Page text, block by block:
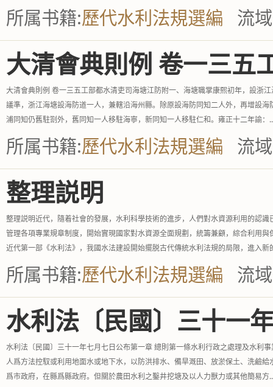
所属书籍:歷代水利法規選編 流
大清會典則例 卷一三五
大清會典則例 卷一三五工部都水清吏司海塘江防附一、海塘職掌康熙初年，設浙
議準，浙江海塘設海防道一人，兼轄沿海州縣。除原設海防同知二人外，再增設
浦同知仍舊駐劄外，舊同知一人移駐海寧，新同知一人移駐仁和。雍正十二年諭：
所属书籍:歷代水利法規選編 流
整理説明
整理説明近代，隨着社會的發展，水利科學技術的進步，人們對水資源利用的認
管理各項專業規章制度，開始實現國家對水資源全面規劃，統籌兼顧，綜合利用
近代第一部《水利法》，我國水法建設開始擺脱古代傳統水利法規的局限，進入新
所属书籍:歷代水利法規選編 流
水利法〔民國〕三十一
水利法〔民國〕三十一年七月七日公布第一章 總則第一條水利行政之處理及水利
人爲方法控馭或利用地面水或地下水，以防洪排水、備旱溉田、放淤保土、洗鹼
爲市政府，在縣爲縣政府。但關於農田水利之鑿井挖塘及以人力獸力或其他簡易方